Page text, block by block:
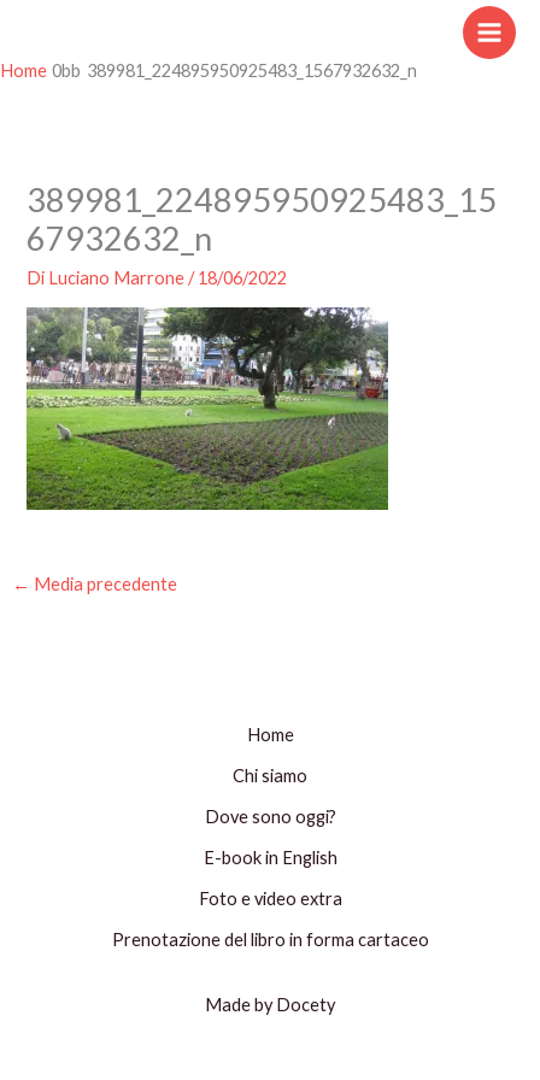
contenuto
Home 389981_224895950925483_1567932632_n
389981_224895950925483_15
67932632_n
Di Luciano Marrone/18/06/2022
← Media precedente
Home
Chi siamo
Dove sono oggi?
E-book in English
Foto e video extra
Prenotazione del libro in forma cartaceo
Made by Docety